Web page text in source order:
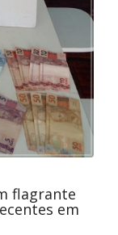
flagrante
em